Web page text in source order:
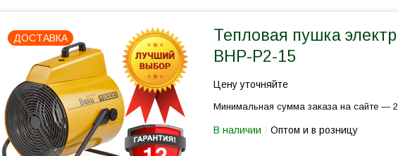
ДОСТАВКА
Тепловая пушка
BHP-P2-15
Цену уточняйте
Минимальная сумма заказа на сайте —
В наличии Оптом и в розницу